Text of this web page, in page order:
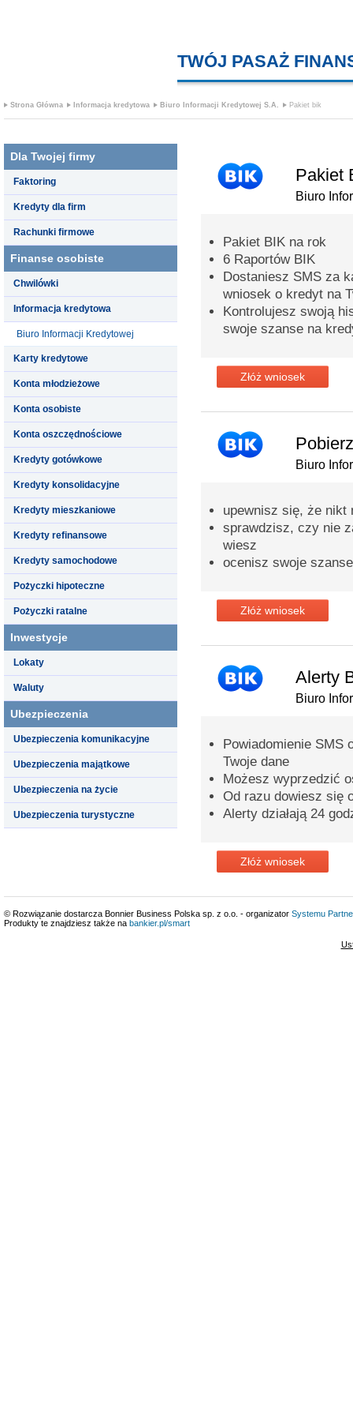
TWÓJ PASAŻ
Strona Główna Informacja kredytowa Biuro Informacji Kredytowej S.A. Pakiet bik
Dla Twojej firmy
Faktoring
Kredyty dla firm
Rachunki firmowe
Finanse osobiste
Chwilówki
Informacja kredytowa
Biuro Informacji Kredytowej
Karty kredytowe
Konta młodzieżowe
Konta osobiste
Konta oszczędnościowe
Kredyty gotówkowe
Kredyty konsolidacyjne
Kredyty mieszkaniowe
Kredyty refinansowe
Kredyty samochodowe
Pożyczki hipoteczne
Pożyczki ratalne
Inwestycje
Lokaty
Waluty
Ubezpieczenia
Ubezpieczenia komunikacyjne
Ubezpieczenia majątkowe
Ubezpieczenia na życie
Ubezpieczenia turystyczne
Pakiet
Biuro
Pakiet BIK na rok
6 Raportów BIK
Dostaniesz SMS za
wniosek o kredyt na
Kontrolujesz swoją
swoje szanse na
Złóż wniosek
Biuro
upewnisz się, że nikt
sprawdzisz, czy nie
wiesz
ocenisz swoje
Złóż wniosek
Alerty
Biuro
Powiadomienie SMS
Twoje dane
Możesz wyprzedzić
Od razu dowiesz się
Alerty działają 24
Złóż wniosek
© Rozwiązanie dostarcza Bonnier Business Polska sp. z o.o. - organizator Systemu
Produkty te znajdziesz także na bankier.pl/smart